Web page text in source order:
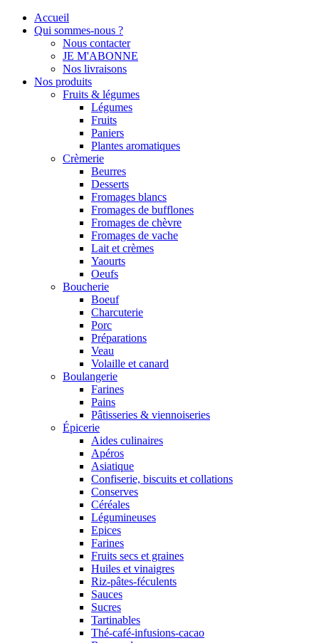
Accueil
Qui sommes-nous ?
Nous contacter
JE M'ABONNE
Nos livraisons
Nos produits
Fruits & légumes
Légumes
Fruits
Paniers
Plantes aromatiques
Crèmerie
Beurres
Desserts
Fromages blancs
Fromages de bufflones
Fromages de chèvre
Fromages de vache
Lait et crèmes
Yaourts
Oeufs
Boucherie
Boeuf
Charcuterie
Porc
Préparations
Veau
Volaille et canard
Boulangerie
Farines
Pains
Pâtisseries & viennoiseries
Épicerie
Aides culinaires
Apéros
Asiatique
Confiserie, biscuits et collations
Conserves
Céréales
Légumineuses
Epices
Farines
Fruits secs et graines
Huiles et vinaigres
Riz-pâtes-féculents
Sauces
Sucres
Tartinables
Thé-café-infusions-cacao